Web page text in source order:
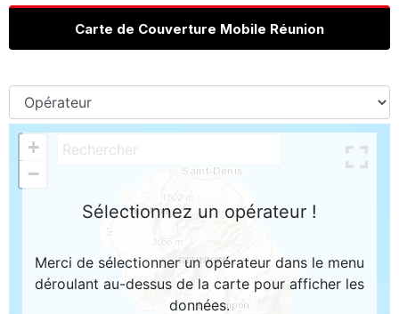
Carte de Couverture Mobile Réunion